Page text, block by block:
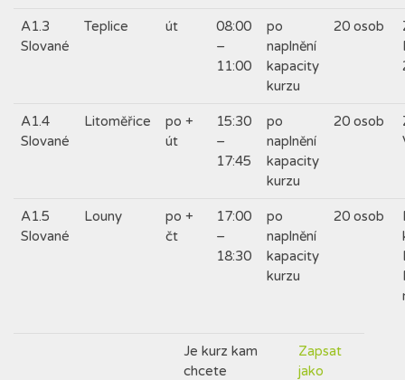
A1.3
Slované
Teplice út
08:00
–
11:00
po
naplnění
kapacity
kurzu
20 osob
A1.4
Slované
Litoměřice
po +
út
15:30
–
17:45
po
naplnění
kapacity
kurzu
20 osob
A1.5
Slované
Louny
po +
čt
17:00
–
18:30
po
naplnění
kapacity
kurzu
20 osob
Je kurz kam
chcete
Zapsat
jako